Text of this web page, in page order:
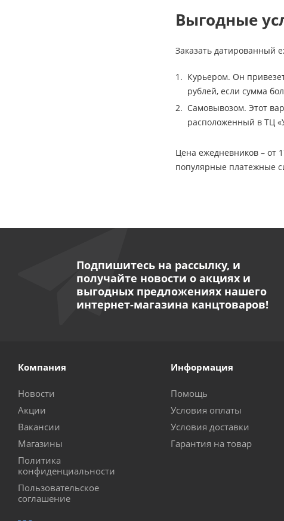
Выгодные
Заказать датированный
Курьером. Он
рублей, если сумма
Самовывозом. Этот
расположенный в ТЦ
Цена ежедневников – от
популярные платежные
Подпишитесь на рассылку, и
получайте новости о акциях и
выгодных предложениях нашего
интернет-магазина канцтоваров!
Компания
Новости
Акции
Вакансии
Магазины
Политика
конфиденциальности
Пользовательское
соглашение
Информация
Помощь
Условия оплаты
Условия доставки
Гарантия на товар